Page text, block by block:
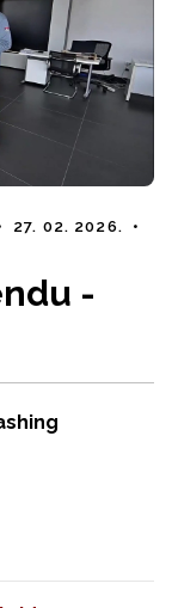
27. 02. 2026.
•
-